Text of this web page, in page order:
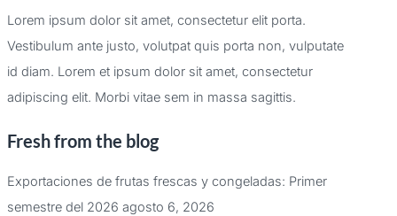
Lorem ipsum dolor sit amet, consectetur elit porta.
Vestibulum ante justo, volutpat quis porta non, vulputate
id diam. Lorem et ipsum dolor sit amet, consectetur
adipiscing elit. Morbi vitae sem in massa sagittis.
Fresh from the blog
Exportaciones de frutas frescas y congeladas: Primer
semestre del 2026 agosto 6, 2026